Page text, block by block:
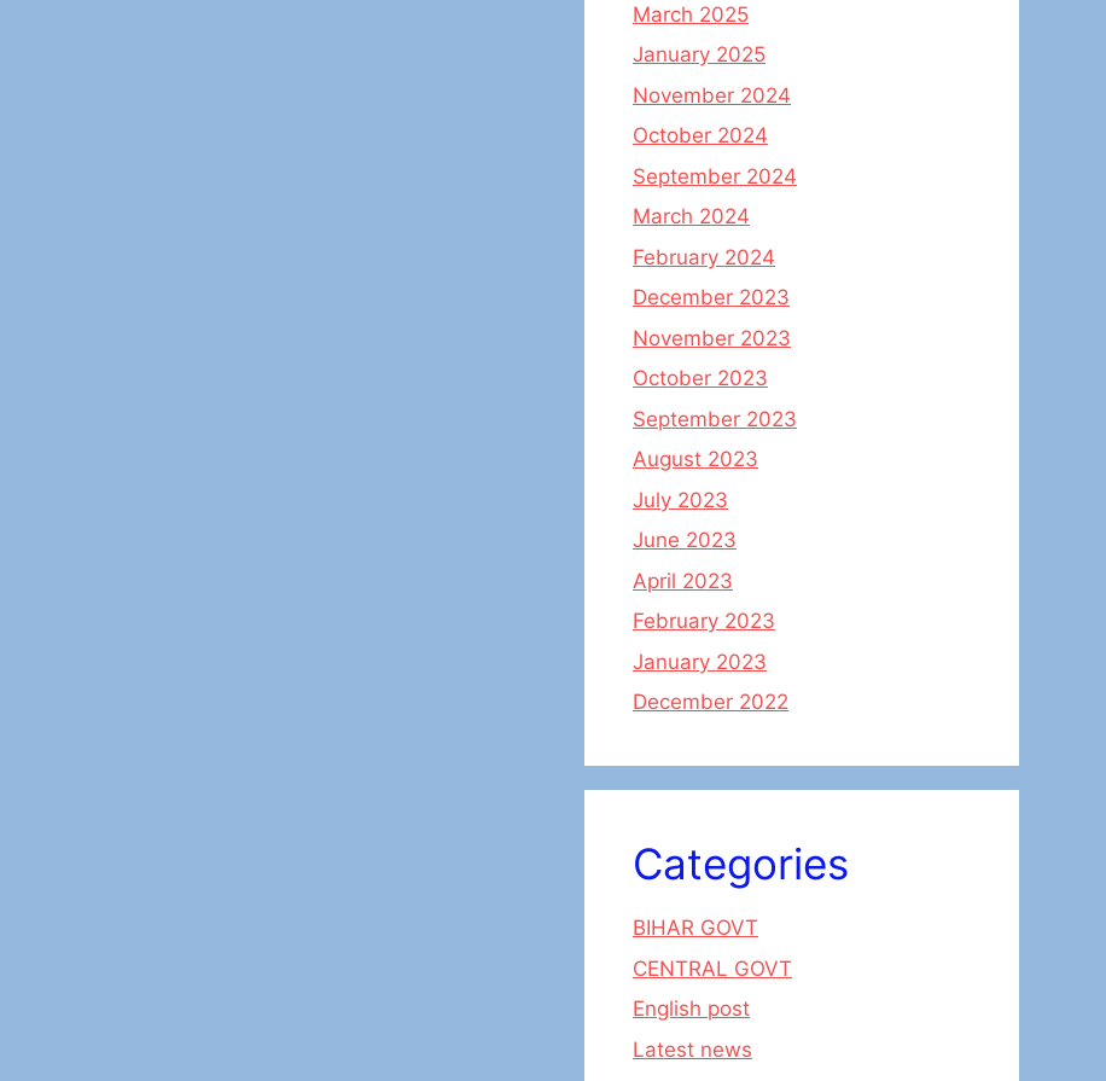
March 2025
January 2025
November 2024
October 2024
September 2024
March 2024
February 2024
December 2023
November 2023
October 2023
September 2023
August 2023
July 2023
June 2023
April 2023
February 2023
January 2023
December 2022
Categories
BIHAR GOVT
CENTRAL GOVT
English post
Latest news